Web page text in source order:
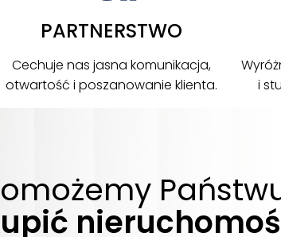
PARTNERSTWO
Cechuje nas jasna komunikacja,
otwartość i poszanowanie klienta.
i